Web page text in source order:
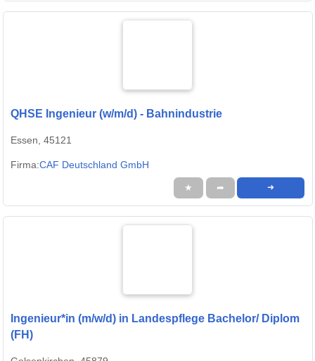
QHSE Ingenieur (w/m/d) - Bahnindustrie
Essen, 45121
Firma:CAF Deutschland GmbH
★ ➦ ➜
Ingenieur*in (m/w/d) in Landespflege Bachelor/ Diplom
(FH)